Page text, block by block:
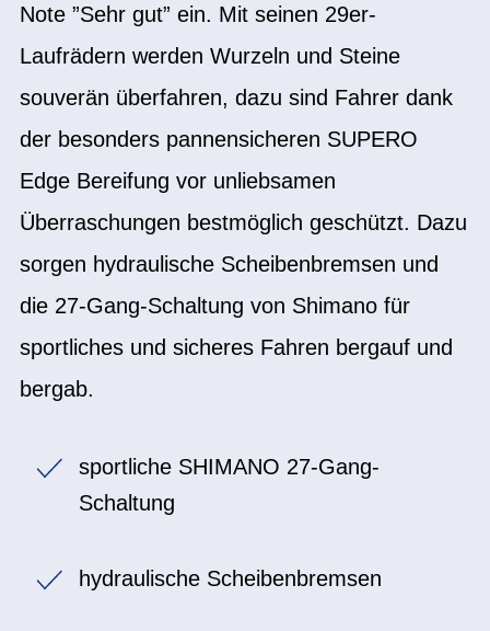
Note ”Sehr gut” ein. Mit seinen 29er-
Laufrädern werden Wurzeln und Steine
souverän überfahren, dazu sind Fahrer dank
der besonders pannensicheren SUPERO
Edge Bereifung vor unliebsamen
Überraschungen bestmöglich geschützt. Dazu
sorgen hydraulische Scheibenbremsen und
die 27-Gang-Schaltung von Shimano für
sportliches und sicheres Fahren bergauf und
bergab.
sportliche SHIMANO 27-Gang-
Schaltung
hydraulische Scheibenbremsen